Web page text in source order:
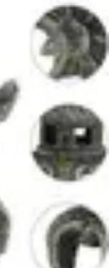
Relaxation